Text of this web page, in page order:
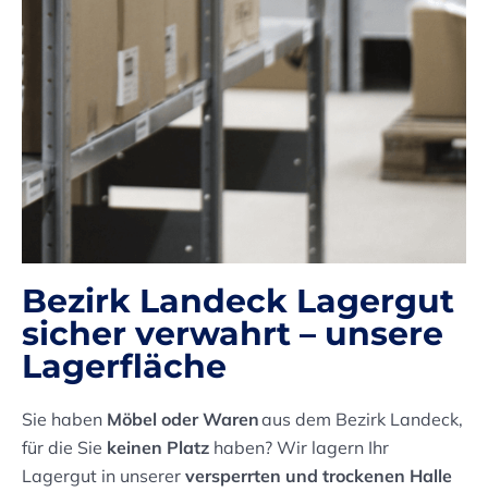
Bezirk Landeck Lagergut
sicher verwahrt – unsere
Lagerfläche
Sie haben Möbel oder Warenaus dem Bezirk Landeck,
für die Sie keinen Platz haben? Wir lagern Ihr
Lagergut in unserer versperrten und trockenen Halle